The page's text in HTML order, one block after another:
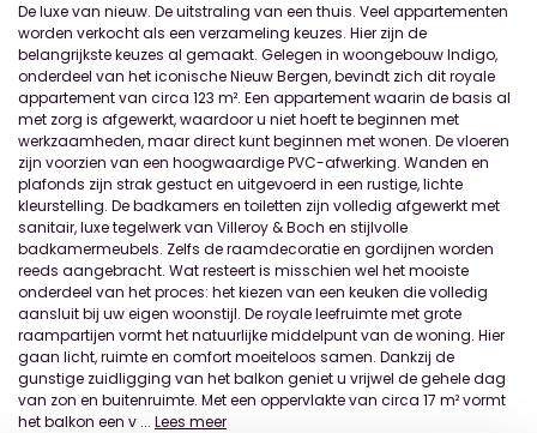
De luxe van nieuw. De uitstraling van een thuis. Veel appartementen
worden verkocht als een verzameling keuzes. Hier zijn de
belangrijkste keuzes al gemaakt. Gelegen in woongebouw Indigo,
onderdeel van het iconische Nieuw Bergen, bevindt zich dit royale
appartement van circa 123 m². Een appartement waarin de basis al
met zorg is afgewerkt, waardoor u niet hoeft te beginnen met
werkzaamheden, maar direct kunt beginnen met wonen. De vloeren
zijn voorzien van een hoogwaardige PVC-afwerking. Wanden en
plafonds zijn strak gestuct en uitgevoerd in een rustige, lichte
kleurstelling. De badkamers en toiletten zijn volledig afgewerkt met
sanitair, luxe tegelwerk van Villeroy & Boch en stijlvolle
badkamermeubels. Zelfs de raamdecoratie en gordijnen worden
reeds aangebracht. Wat resteert is misschien wel het mooiste
onderdeel van het proces: het kiezen van een keuken die volledig
aansluit bij uw eigen woonstijl. De royale leefruimte met grote
raampartijen vormt het natuurlijke middelpunt van de woning. Hier
gaan licht, ruimte en comfort moeiteloos samen. Dankzij de
gunstige zuidligging van het balkon geniet u vrijwel de gehele dag
van zon en buitenruimte. Met een oppervlakte van circa 17 m² vormt
het balkon een v ... Lees meer